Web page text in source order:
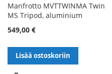
Manfrotto MVTTWINMA Twin
MS Tripod, aluminium
549,00 €
Lisää ostoskoriin